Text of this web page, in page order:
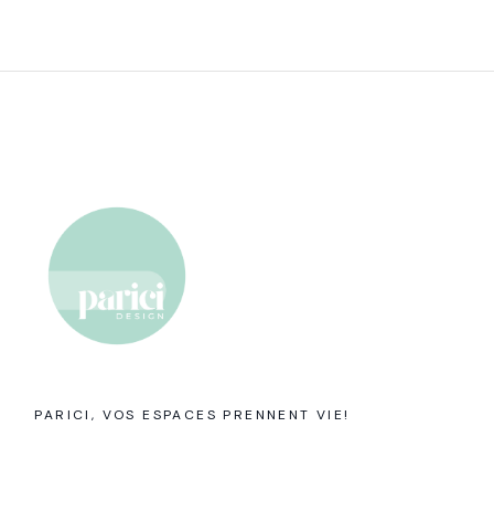
PARICI, VOS ESPACES PRENNENT VIE!